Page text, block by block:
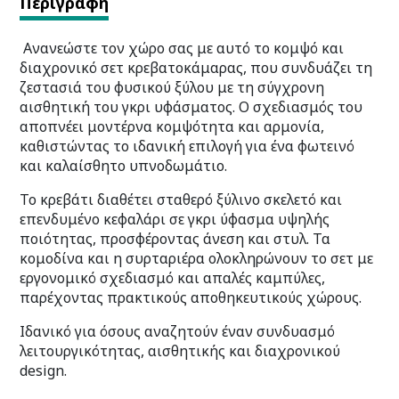
Ανανεώστε τον χώρο σας με αυτό το κομψό και
διαχρονικό σετ κρεβατοκάμαρας, που συνδυάζει τη
ζεστασιά του φυσικού ξύλου με τη σύγχρονη
αισθητική του γκρι υφάσματος. Ο σχεδιασμός του
αποπνέει μοντέρνα κομψότητα και αρμονία,
καθιστώντας το ιδανική επιλογή για ένα φωτεινό
και καλαίσθητο υπνοδωμάτιο.
Το κρεβάτι διαθέτει σταθερό ξύλινο σκελετό και
επενδυμένο κεφαλάρι σε γκρι ύφασμα υψηλής
ποιότητας, προσφέροντας άνεση και στυλ. Τα
κομοδίνα και η συρταριέρα ολοκληρώνουν το σετ με
εργονομικό σχεδιασμό και απαλές καμπύλες,
παρέχοντας πρακτικούς αποθηκευτικούς χώρους.
Ιδανικό για όσους αναζητούν έναν συνδυασμό
λειτουργικότητας, αισθητικής και διαχρονικού
design.